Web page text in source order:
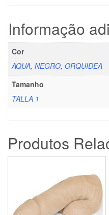
Informação
Cor
AQUA, NEGRO, ORQUIDEA
Tamanho
TALLA 1
Produtos